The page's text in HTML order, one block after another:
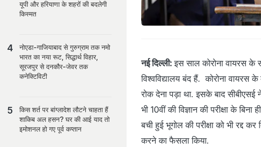
नई दिल्ली: इस साल कोरोना वायरस
व‍िश्‍वव‍िद्यालय बंद हैं. कोरोना वायरस
रोक देना पड़ा था. इसके बाद सीबीएसई
भी 10वीं की विज्ञान की परीक्षा के
बची हुई भूगोल की परीक्षा को भी रद्द
करने का फैसला किया.
यूपी और हरियाणा के शहरों की बदलेगी
किस्मत
नोएडा-गाजियाबाद से गुरुग्राम तक नमो
भारत का नया रूट, सिद्धार्थ विहार,
सूरजपुर से दनकौर-जेवर तक
कनेक्टिविटी
किस शर्त पर बांग्लादेश लौटने चाहता हैं
शाकिब अल हसन? घर की आई याद तो
इमोशनल हो गए पूर्व कप्तान